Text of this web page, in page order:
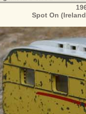
Spot On